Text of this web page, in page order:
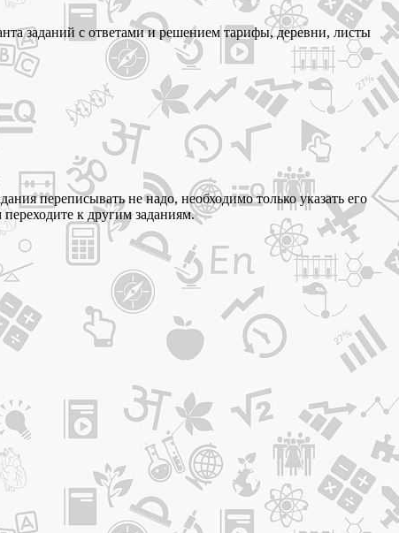
заданий с ответами и решением тарифы, деревни, листы
переписывать не надо, необходимо только указать его
к другим заданиям.